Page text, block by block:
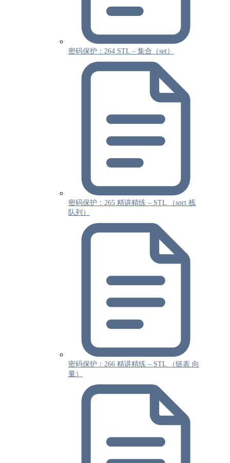
密码保护：264 STL – 集合（set）
密码保护：265 精讲精练 – STL （sort 栈
队列）
密码保护：266 精讲精练 – STL （链表 向
量）